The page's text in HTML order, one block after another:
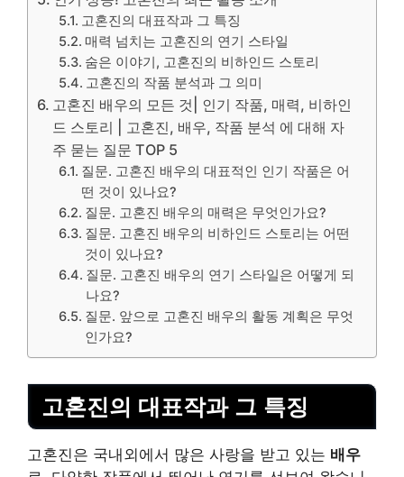
고혼진의 대표작과 그 특징
매력 넘치는 고혼진의 연기 스타일
숨은 이야기, 고혼진의 비하인드 스토리
고혼진의 작품 분석과 그 의미
고혼진 배우의 모든 것| 인기 작품, 매력, 비하인
드 스토리 | 고혼진, 배우, 작품 분석 에 대해 자
주 묻는 질문 TOP 5
질문. 고혼진 배우의 대표적인 인기 작품은 어
떤 것이 있나요?
질문. 고혼진 배우의 매력은 무엇인가요?
질문. 고혼진 배우의 비하인드 스토리는 어떤
것이 있나요?
질문. 고혼진 배우의 연기 스타일은 어떻게 되
나요?
질문. 앞으로 고혼진 배우의 활동 계획은 무엇
인가요?
고혼진의 대표작과 그 특징
고혼진은 국내외에서 많은 사랑을 받고 있는 배우